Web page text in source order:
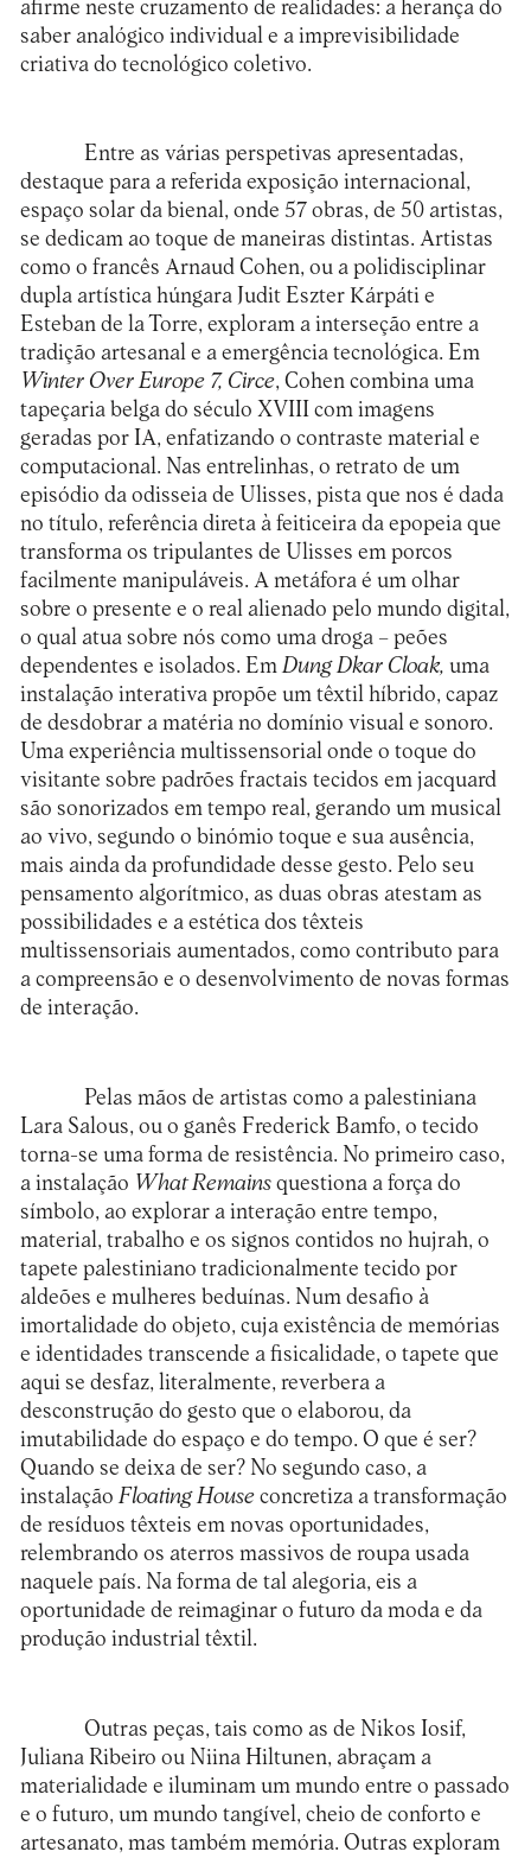
afirme neste cruzamento de realidades: a herança do
saber analógico individual e a imprevisibilidade
criativa do tecnológico coletivo.
Entre as várias perspetivas apresentadas,
destaque para a referida exposição internacional,
espaço solar da bienal, onde 57 obras, de 50 artistas,
se dedicam ao toque de maneiras distintas. Artistas
como o francês Arnaud Cohen, ou a polidisciplinar
dupla artística húngara Judit Eszter Kárpáti e
Esteban de la Torre, exploram a interseção entre a
tradição artesanal e a emergência tecnológica. Em
Winter Over Europe 7, Circe, Cohen combina uma
tapeçaria belga do século XVIII com imagens
geradas por IA, enfatizando o contraste material e
computacional. Nas entrelinhas, o retrato de um
episódio da odisseia de Ulisses, pista que nos é dada
no título, referência direta à feiticeira da epopeia que
transforma os tripulantes de Ulisses em porcos
facilmente manipuláveis. A metáfora é um olhar
sobre o presente e o real alienado pelo mundo digital,
o qual atua sobre nós como uma droga – peões
dependentes e isolados. EmDung Dkar Cloak, uma
instalação interativa propõe um têxtil híbrido, capaz
de desdobrar a matéria no domínio visual e sonoro.
Uma experiência multissensorial onde o toque do
visitante sobre padrões fractais tecidos em jacquard
são sonorizados em tempo real, gerando um musical
ao vivo, segundo o binómio toque e sua ausência,
mais ainda da profundidade desse gesto. Pelo seu
pensamento algorítmico, as duas obras atestam as
possibilidades e a estética dos têxteis
multissensoriais aumentados, como contributo para
a compreensão e o desenvolvimento de novas formas
de interação.
Pelas mãos de artistas como a palestiniana
Lara Salous, ou o ganês Frederick Bamfo, o tecido
torna-se uma forma de resistência. No primeiro caso,
a instalação What Remainsquestiona a força do
símbolo, ao explorar a interação entre tempo,
material, trabalho e os signos contidos no hujrah, o
tapete palestiniano tradicionalmente tecido por
aldeões e mulheres beduínas. Num desafio à
imortalidade do objeto, cuja existência de memórias
e identidades transcende a fisicalidade, o tapete que
aqui se desfaz, literalmente, reverbera a
desconstrução do gesto que o elaborou, da
imutabilidade do espaço e do tempo. O que é ser?
Quando se deixa de ser? No segundo caso, a
instalaçãoFloating Houseconcretiza a transformação
de resíduos têxteis em novas oportunidades,
relembrando os aterros massivos de roupa usada
naquele país. Na forma de tal alegoria, eis a
oportunidade de reimaginar o futuro da moda e da
produção industrial têxtil.
Outras peças, tais como as de Nikos Iosif,
Juliana Ribeiro ou Niina Hiltunen, abraçam a
materialidade e iluminam um mundo entre o passado
e o futuro, um mundo tangível, cheio de conforto e
artesanato, mas também memória. Outras exploram